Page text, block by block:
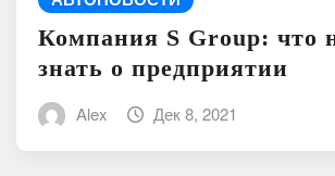
Компания S Group: что
знать о предприятии
Alex Дек 8, 2021